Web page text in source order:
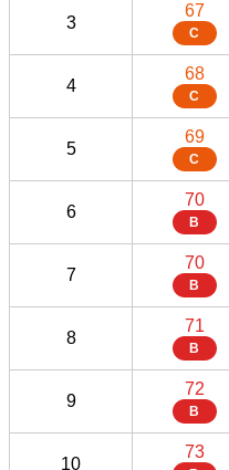
3
67
C
4
68
C
5
69
C
6
70
B
7
70
B
8
71
B
9
72
B
10
73